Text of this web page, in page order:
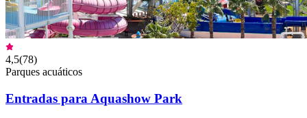
4,5(78)
Parques acuáticos
Entradas para Aquashow Park